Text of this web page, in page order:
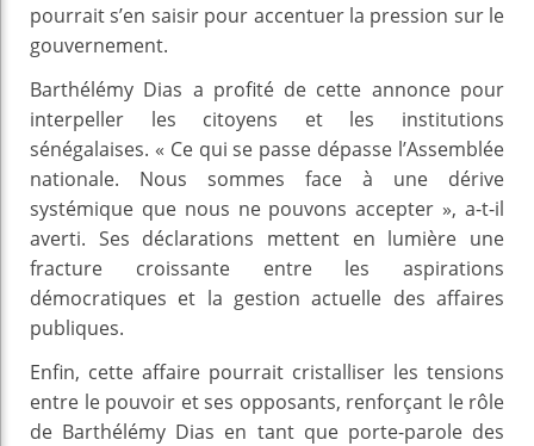
pourrait s’en saisir pour accentuer la pression sur le
gouvernement.
Barthélémy Dias a profité de cette annonce pour
interpeller les citoyens et les institutions
sénégalaises. « Ce qui se passe dépasse l’Assemblée
nationale. Nous sommes face à une dérive
systémique que nous ne pouvons accepter », a-t-il
averti. Ses déclarations mettent en lumière une
fracture croissante entre les aspirations
démocratiques et la gestion actuelle des affaires
publiques.
Enfin, cette affaire pourrait cristalliser les tensions
entre le pouvoir et ses opposants, renforçant le rôle
de Barthélémy Dias en tant que porte-parole des